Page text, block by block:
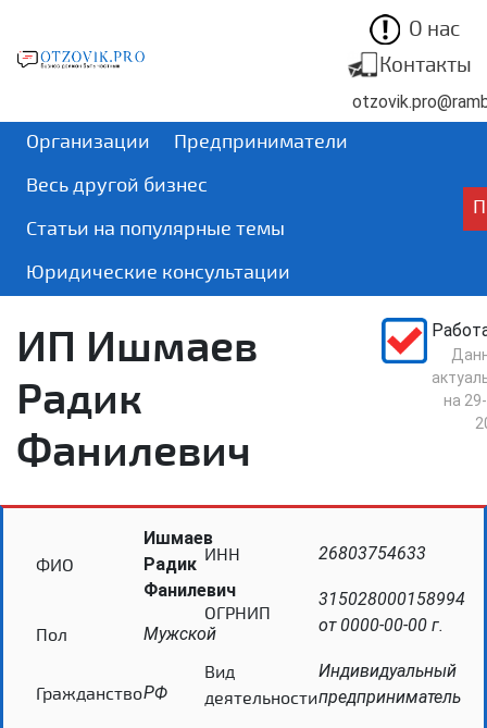
О нас
Контакты
Организации
Предприниматели
Весь другой бизнес
Статьи на популярные темы
Юридические консультации
ИП Ишмаев
Радик
Фанилевич
на
ФИО
Ишмаев
Радик
Фанилевич
Пол Мужской
ГражданствоРФ
ИНН 26803754633
ОГРНИП
315028000158994
от 0000-00-00 г.
Вид
деятельности
Индивидуальный
предприниматель